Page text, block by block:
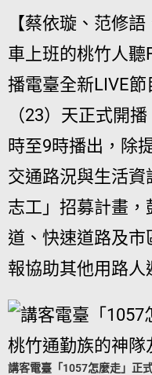
【蔡依璇、范修
車上班的桃竹人聽
播電臺全新LIVE
（23）天正式開
時至9時播出，除
交通路況與生活
志工」招募計畫，
道、快速道路及市
報協助其他用路人
講客電臺「1057怎麼走」正